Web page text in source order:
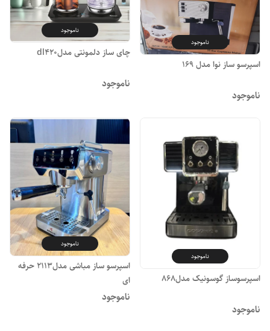
ناموجود
اسپرسو ساز نوا مدل ۱۶۹
ناموجود
ناموجود
چای ساز دلمونتی مدلdl420
ناموجود
ناموجود
اسپرسوساز گوسونیک مدل۸۶۸
ناموجود
ناموجود
اسپرسو ساز مباشی مدل2113 حرفه
ای
ناموجود